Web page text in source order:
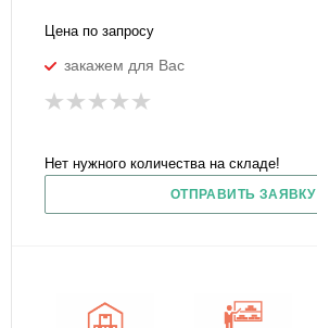
Цена по запросу
закажем для Вас
Нет нужного количества на складе!
ОТПРАВИТЬ ЗАЯВКУ